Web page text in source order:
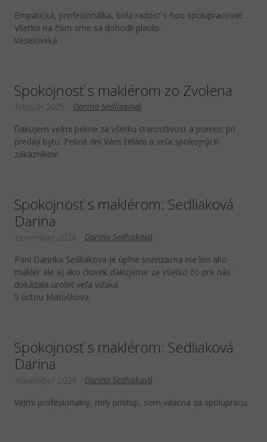
Empatická, profesionálka, bola radosť s ňou spolupracovať.
Všetko na čom sme sa dohodli platilo.
Veselovská
Spokojnosť s maklérom zo Zvolena
Darina Sedliaková
február 2025
Ďakujem veľmi pekne za všetku starostlivosť a pomoc pri
predaji bytu. Pekné dni Vám želám a veľa spokojných
zákazníkov!
Spokojnosť s maklérom: Sedliaková
Darina
Darina Sedliaková
november 2024
Pani Darinka Sedliakova je úplne snenzacna nie len ako
maklér ale aj ako človek ďakujeme za všetko čo pre nás
dokázala urobiť veľa vďaka.
S úctou Matúškova
Spokojnosť s maklérom: Sedliaková
Darina
Darina Sedliaková
november 2024
Velmi profesionalny, mily pristup, som vdacna za spolupracu.